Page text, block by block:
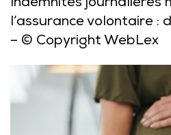
Indemnités journalières
l’assurance volontaire :
– © Copyright WebLex